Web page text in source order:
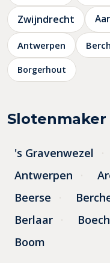
Zwijndrecht
Antwerpen
Borgerhout
's Gravenwezel
Antwerpen
Beerse
Berlaar
Boom